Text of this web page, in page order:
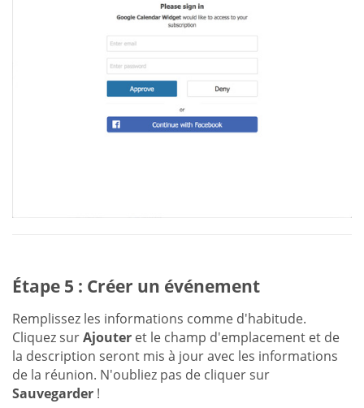
Étape 5 : Créer un événement
Remplissez les informations comme d'habitude.
Cliquez surAjouter et le champ d'emplacement et de
la description seront mis à jour avec les informations
de la réunion. N'oubliez pas de cliquer sur
Sauvegarder !